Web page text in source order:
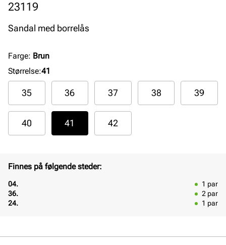
23119
Sandal med borrelås
Farge: Brun
Størrelse:41
35 36 37 38 39
40 41 42
Finnes på følgende steder:
04. 1 par
36.
2 par
24.
1 par